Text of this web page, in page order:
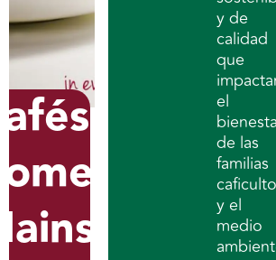
y de
calidad
que
el
de las
familias
y el
medio